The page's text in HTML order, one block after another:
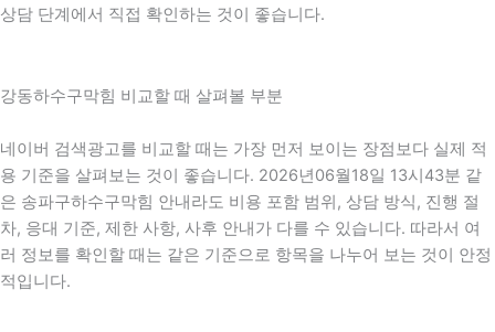
상담 단계에서 직접 확인하는 것이 좋습니다.
강동하수구막힘 비교할 때 살펴볼 부분
네이버 검색광고를 비교할 때는 가장 먼저 보이는 장점보다 실제 적
용 기준을 살펴보는 것이 좋습니다. 2026년06월18일 13시43분 같
은 송파구하수구막힘 안내라도 비용 포함 범위, 상담 방식, 진행 절
차, 응대 기준, 제한 사항, 사후 안내가 다를 수 있습니다. 따라서 여
러 정보를 확인할 때는 같은 기준으로 항목을 나누어 보는 것이 안정
적입니다.